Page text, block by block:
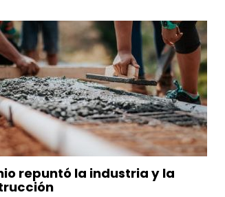
repuntó la industria y la